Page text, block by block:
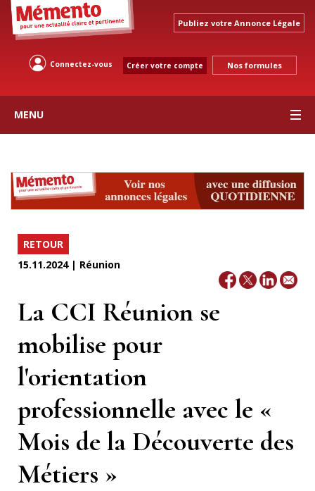
Publiez votre Annonce Légale
Connectez-vous Créer votre compte Nos formules
MENU
RETOUR
15.11.2024 | Réunion
La CCI Réunion se
mobilise pour
l'orientation
professionnelle avec le «
Mois de la Découverte des
Métiers »